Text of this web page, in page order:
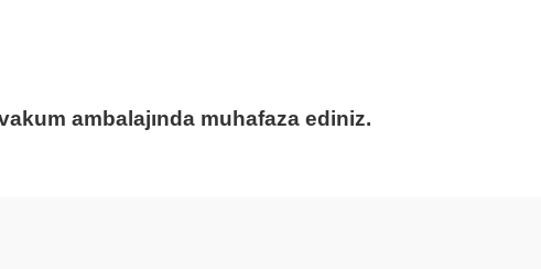
ambalajında muhafaza ediniz.